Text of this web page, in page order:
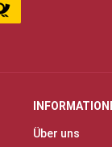
Über uns